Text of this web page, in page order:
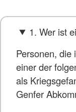
1. Wer ist
Personen, die
einer der
als
Genfer